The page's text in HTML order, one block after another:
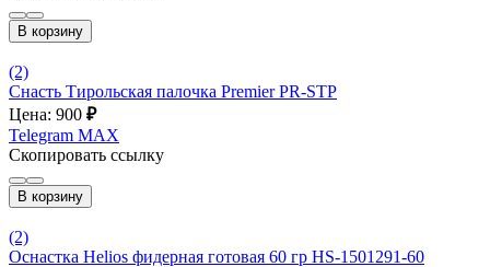
В корзину
(2)
Снасть Тирольская палочка Premier PR-STP
Цена: 900 ₽
Telegram MAX
Скопировать ссылку
В корзину
(2)
Оснастка Helios фидерная готовая 60 гр HS-1501291-60